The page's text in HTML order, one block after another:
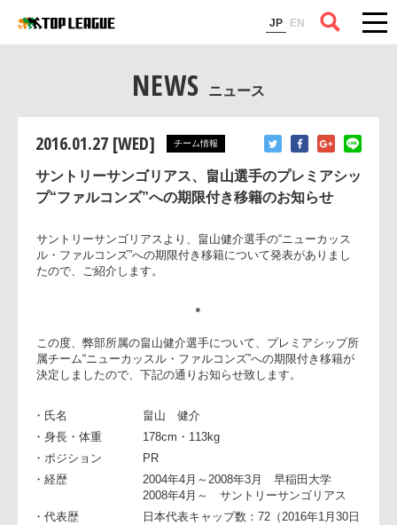
JP EN
コラム
NEWS ニュース
2016.01.27 [WED] チーム情報
サントリーサンゴリアス、畠山選手のプレミアシッ
プ“ファルコンズ”への期限付き移籍のお知らせ
サントリーサンゴリアスより、畠山健介選手の“ニューカッス
●
この度、弊部所属の畠山健介選手について、プレミアシップ
決定しましたので、下記の通りお知らせ致します。
・氏名 畠山 健介
・身長・体重
178cm・113kg
・ポジション
PR